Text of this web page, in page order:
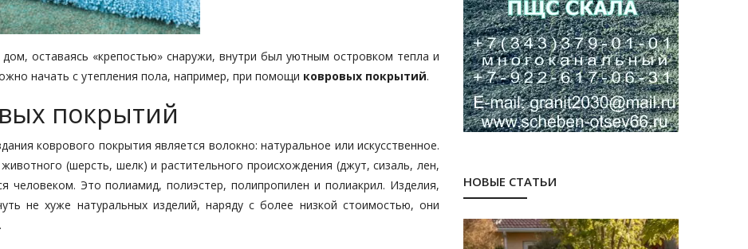
оставаясь «крепостью» снаружи, внутри был уютным островком тепла и
начать с утепления пола, например, при помощи ковровых покрытий.
покрытий
коврового покрытия является волокно: натуральное или искусственное.
(шерсть, шелк) и растительного происхождения (джут, сизаль, лен,
человеком. Это полиамид, полиэстер, полипропилен и полиакрил. Изделия,
не хуже натуральных изделий, наряду с более низкой стоимостью, они
НОВЫЕ СТАТЬИ